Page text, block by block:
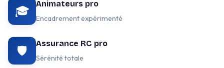
🎓 Animateurs pro
Encadrement expérimenté
🛡️ Assurance RC pro
Sérénité totale